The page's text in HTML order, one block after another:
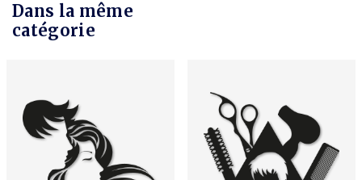
Dans la même
catégorie